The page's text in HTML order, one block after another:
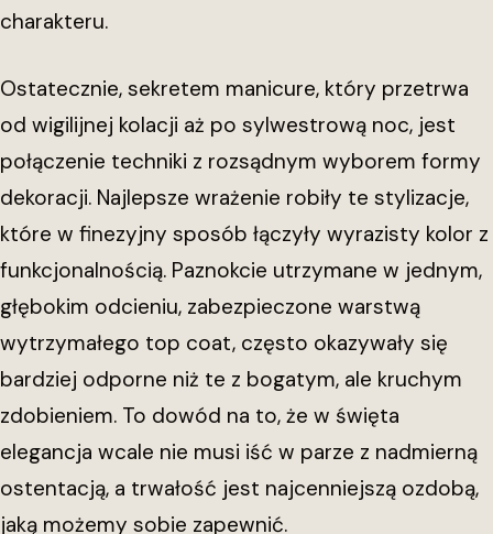
charakteru.
Ostatecznie, sekretem manicure, który przetrwa
od wigilijnej kolacji aż po sylwestrową noc, jest
połączenie techniki z rozsądnym wyborem formy
dekoracji. Najlepsze wrażenie robiły te stylizacje,
które w finezyjny sposób łączyły wyrazisty kolor z
funkcjonalnością. Paznokcie utrzymane w jednym,
głębokim odcieniu, zabezpieczone warstwą
wytrzymałego top coat, często okazywały się
bardziej odporne niż te z bogatym, ale kruchym
zdobieniem. To dowód na to, że w święta
elegancja wcale nie musi iść w parze z nadmierną
ostentacją, a trwałość jest najcenniejszą ozdobą,
jaką możemy sobie zapewnić.